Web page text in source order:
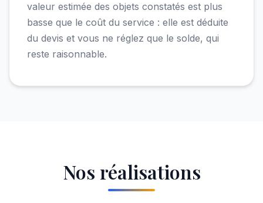
valeur estimée des objets constatés est plus
basse que le coût du service : elle est déduite
du devis et vous ne réglez que le solde, qui
reste raisonnable.
Nos réalisations